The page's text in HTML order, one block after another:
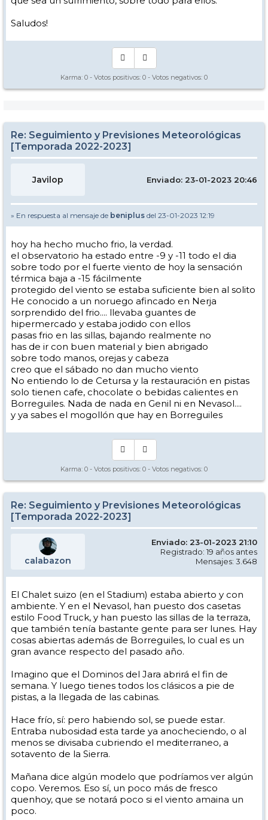
Saludos!
Karma: 0 - Votos positivos: 0 - Votos negativos: 0
Re: Seguimiento y Previsiones Meteorológicas
[Temporada 2022-2023]
Javilop Enviado: 23-01-2023 20:46
» En respuesta al mensaje de beniplus del 23-01-2023 12:19
hoy ha hecho mucho frio, la verdad.
el observatorio ha estado entre -9 y -11 todo el dia
sobre todo por el fuerte viento de hoy la sensación
térmica baja a -15 fácilmente
protegido del viento se estaba suficiente bien al solito
He conocido a un noruego afincado en Nerja
sorprendido del frio.... llevaba guantes de
hipermercado y estaba jodido con ellos
pasas frio en las sillas, bajando realmente no
has de ir con buen material y bien abrigado
sobre todo manos, orejas y cabeza
creo que el sábado no dan mucho viento
No entiendo lo de Cetursa y la restauración en pistas
solo tienen cafe, chocolate o bebidas calientes en
Borreguiles. Nada de nada en Genil ni en Nevasol....
y ya sabes el mogollón que hay en Borreguiles
Karma: 0 - Votos positivos: 0 - Votos negativos: 0
Re: Seguimiento y Previsiones Meteorológicas
[Temporada 2022-2023]
calabazon
Enviado: 23-01-2023 21:10
Registrado: 19 años antes
Mensajes: 3.648
El Chalet suizo (en el Stadium) estaba abierto y con
ambiente. Y en el Nevasol, han puesto dos casetas
estilo Food Truck, y han puesto las sillas de la terraza,
que también tenía bastante gente para ser lunes. Hay
cosas abiertas además de Borreguiles, lo cual es un
gran avance respecto del pasado año.
Imagino que el Dominos del Jara abrirá el fin de
semana. Y luego tienes todos los clásicos a pie de
pistas, a la llegada de las cabinas.
Hace frío, sí: pero habiendo sol, se puede estar.
Entraba nubosidad esta tarde ya anocheciendo, o al
menos se divisaba cubriendo el mediterraneo, a
sotavento de la Sierra.
Mañana dice algún modelo que podríamos ver algún
copo. Veremos. Eso sí, un poco más de fresco
quenhoy, que se notará poco si el viento amaina un
poco.